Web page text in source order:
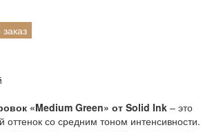
«Medium Green» от Solid Ink – это
оттенок со средним тоном интенсивности.